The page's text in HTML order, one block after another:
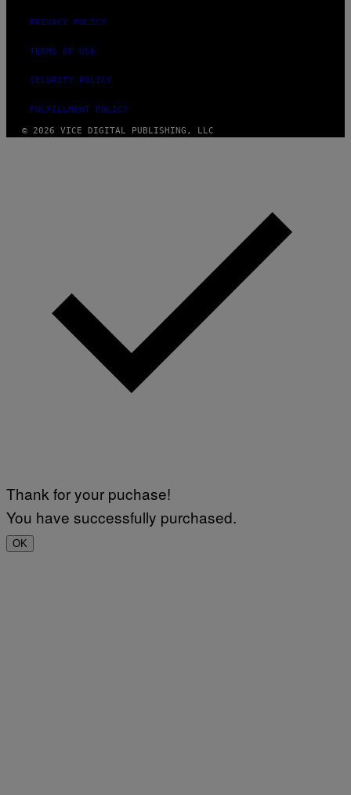
PRIVACY POLICY
TERMS OF USE
SECURITY POLICY
FULFILLMENT POLICY
© 2026 VICE DIGITAL PUBLISHING, LLC
Thank for your puchase!
You have successfully purchased.
OK